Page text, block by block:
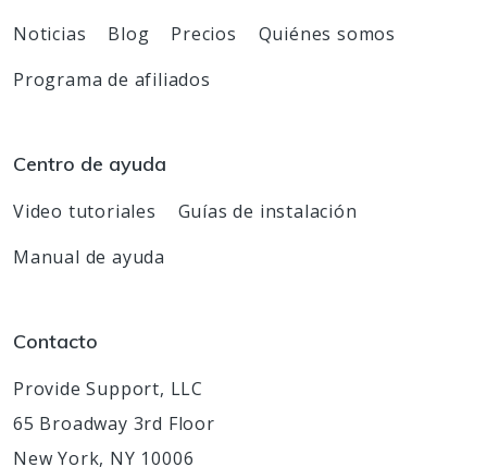
Noticias Blog Precios
Quiénes somos
Programa de afiliados
Centro de ayuda
Video tutoriales
Guías de instalación
Manual de ayuda
Contacto
Provide Support, LLC
65 Broadway 3rd Floor
New York, NY 10006